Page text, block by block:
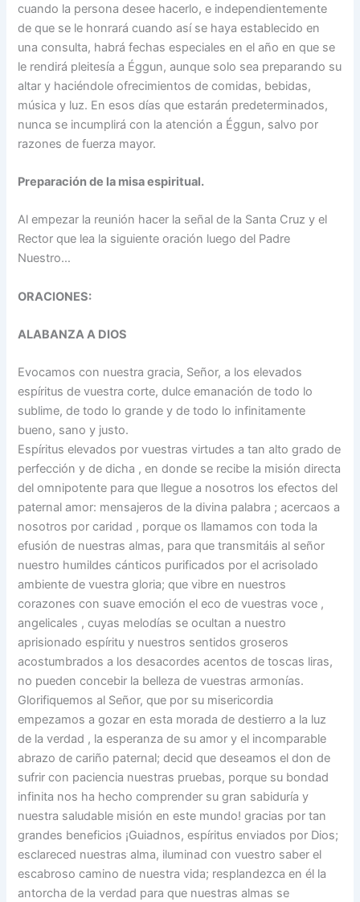
cuando la persona desee hacerlo, e independientemente
de que se le honrará cuando así se haya establecido en
una consulta, habrá fechas especiales en el año en que se
le rendirá pleitesía a Éggun, aunque solo sea preparando su
altar y haciéndole ofrecimientos de comidas, bebidas,
música y luz. En esos días que estarán predeterminados,
nunca se incumplirá con la atención a Éggun, salvo por
razones de fuerza mayor.
Preparación de la misa espiritual.
Al empezar la reunión hacer la señal de la Santa Cruz y el
Rector que lea la siguiente oración luego del Padre
Nuestro…
ORACIONES:
ALABANZA A DIOS
Evocamos con nuestra gracia, Señor, a los elevados
espíritus de vuestra corte, dulce emanación de todo lo
sublime, de todo lo grande y de todo lo infinitamente
bueno, sano y justo.
Espíritus elevados por vuestras virtudes a tan alto grado de
perfección y de dicha , en donde se recibe la misión directa
del omnipotente para que llegue a nosotros los efectos del
paternal amor: mensajeros de la divina palabra ; acercaos a
nosotros por caridad , porque os llamamos con toda la
efusión de nuestras almas, para que transmitáis al señor
nuestro humildes cánticos purificados por el acrisolado
ambiente de vuestra gloria; que vibre en nuestros
corazones con suave emoción el eco de vuestras voce ,
angelicales , cuyas melodías se ocultan a nuestro
aprisionado espíritu y nuestros sentidos groseros
acostumbrados a los desacordes acentos de toscas liras,
no pueden concebir la belleza de vuestras armonías.
Glorifiquemos al Señor, que por su misericordia
empezamos a gozar en esta morada de destierro a la luz
de la verdad , la esperanza de su amor y el incomparable
abrazo de cariño paternal; decid que deseamos el don de
sufrir con paciencia nuestras pruebas, porque su bondad
infinita nos ha hecho comprender su gran sabiduría y
nuestra saludable misión en este mundo! gracias por tan
grandes beneficios ¡Guiadnos, espíritus enviados por Dios;
esclareced nuestras alma, iluminad con vuestro saber el
escabroso camino de nuestra vida; resplandezca en él la
antorcha de la verdad para que nuestras almas se